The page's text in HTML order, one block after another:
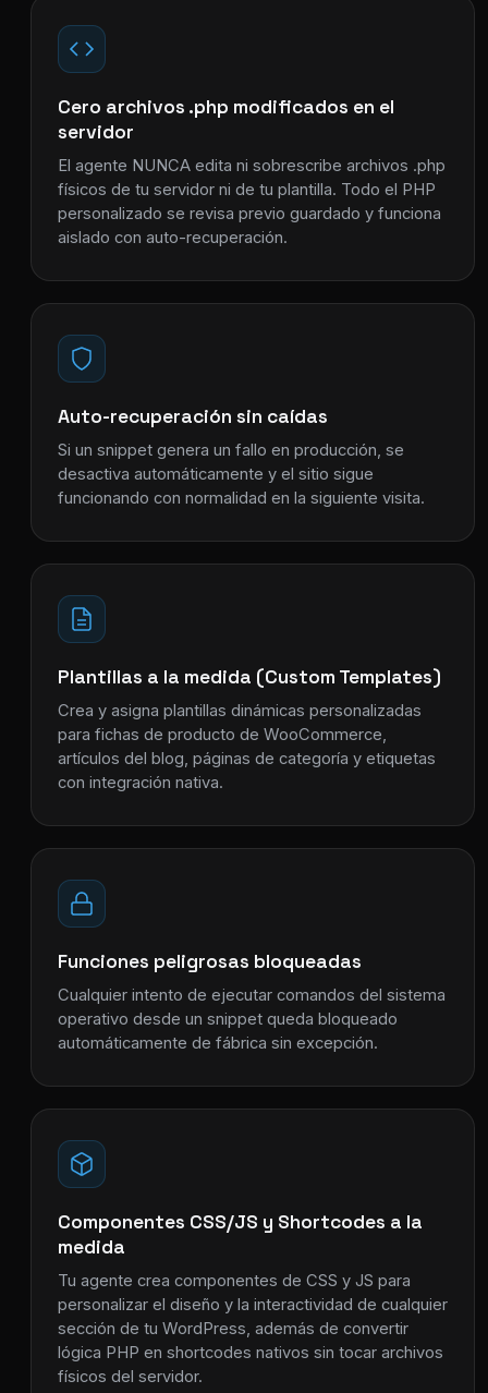
Cero archivos .php modificados en el
servidor
El agente NUNCA edita ni sobrescribe archivos .php
físicos de tu servidor ni de tu plantilla. Todo el PHP
personalizado se revisa previo guardado y funciona
aislado con auto-recuperación.
Auto-recuperación sin caídas
Si un snippet genera un fallo en producción, se
desactiva automáticamente y el sitio sigue
funcionando con normalidad en la siguiente visita.
Plantillas a la medida (Custom Templates)
Crea y asigna plantillas dinámicas personalizadas
para fichas de producto de WooCommerce,
artículos del blog, páginas de categoría y etiquetas
con integración nativa.
Funciones peligrosas bloqueadas
Cualquier intento de ejecutar comandos del sistema
operativo desde un snippet queda bloqueado
automáticamente de fábrica sin excepción.
Componentes CSS/JS y Shortcodes a la
medida
Tu agente crea componentes de CSS y JS para
personalizar el diseño y la interactividad de cualquier
sección de tu WordPress, además de convertir
lógica PHP en shortcodes nativos sin tocar archivos
físicos del servidor.